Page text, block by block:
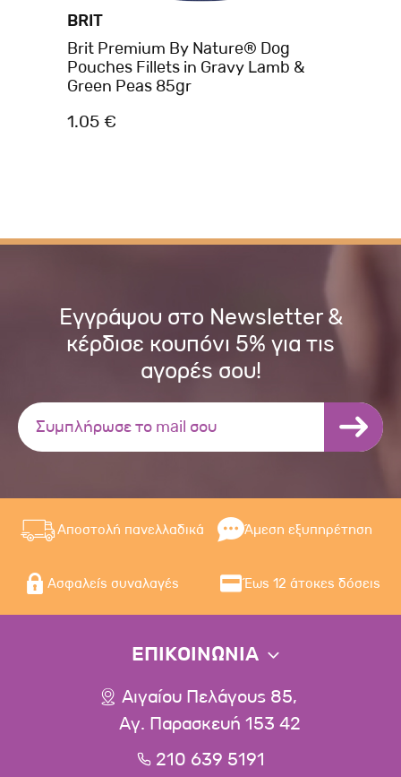
BRIT
Brit Premium By Nature® Dog
Pouches Fillets in Gravy Lamb &
Green Peas 85gr
1.05 €
Εγγράψου στο Newsletter &
κέρδισε κουπόνι 5% για τις
αγορές σου!
Αποστολή πανελλαδικά Άμεση εξυπηρέτηση
Ασφαλείς συναλαγές Έως 12 άτοκες δόσεις
ΕΠΙΚΟΙΝΩΝΙΑ
Αιγαίου Πελάγους 85,
Αγ. Παρασκευή 153 42
210 639 5191